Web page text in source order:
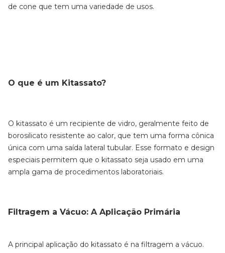
de cone que tem uma variedade de usos.
O que é um Kitassato?
O kitassato é um recipiente de vidro, geralmente feito de
borosilicato resistente ao calor, que tem uma forma cônica
única com uma saída lateral tubular. Esse formato e design
especiais permitem que o kitassato seja usado em uma
ampla gama de procedimentos laboratoriais.
Filtragem a Vácuo: A Aplicação Primária
A principal aplicação do kitassato é na filtragem a vácuo.